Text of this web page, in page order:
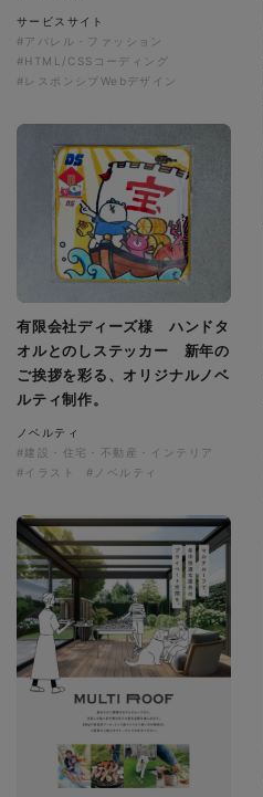
サービスサイト
#アパレル・ファッション
#HTML/CSSコーディング
#レスポンシブWebデザイン
有限会社ディーズ様 ハンドタ
オルとのしステッカー 新年の
ご挨拶を彩る、オリジナルノベ
ルティ制作。
ノベルティ
#建設・住宅・不動産・インテリア
#イラスト
#ノベルティ